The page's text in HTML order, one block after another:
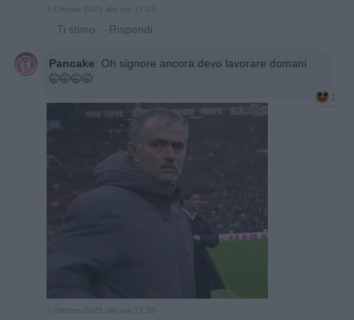
3 Ottobre 2025 alle ore 17:33
· Ti stimo · Rispondi
Pancake: Oh signore ancora devo lavorare domani
🤭🤭🤭🤭
1
3 Ottobre 2025 alle ore 17:35